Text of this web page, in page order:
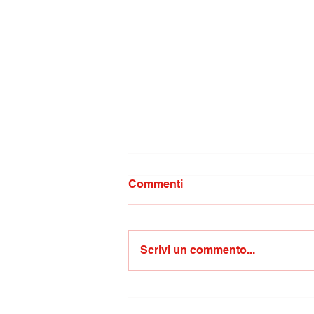
Commenti
Scrivi un commento...